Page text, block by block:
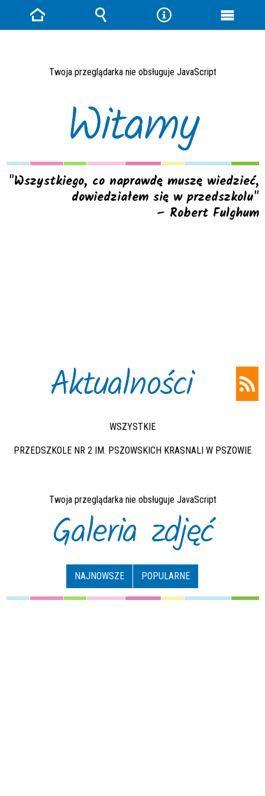
Twoja przeglądarka nie obsługuje JavaScript
Witamy
"Wszystkiego, co naprawdę muszę wiedzieć,
dowiedziałem się w przedszkolu"
– Robert Fulghum
Aktualności
WSZYSTKIE
PRZEDSZKOLE NR 2 IM. PSZOWSKICH KRASNALI W PSZOWIE
Twoja przeglądarka nie obsługuje JavaScript
Galeria zdjęć
NAJNOWSZE POPULARNE
Strona
WyszukiwarkaNarzędziaMenu